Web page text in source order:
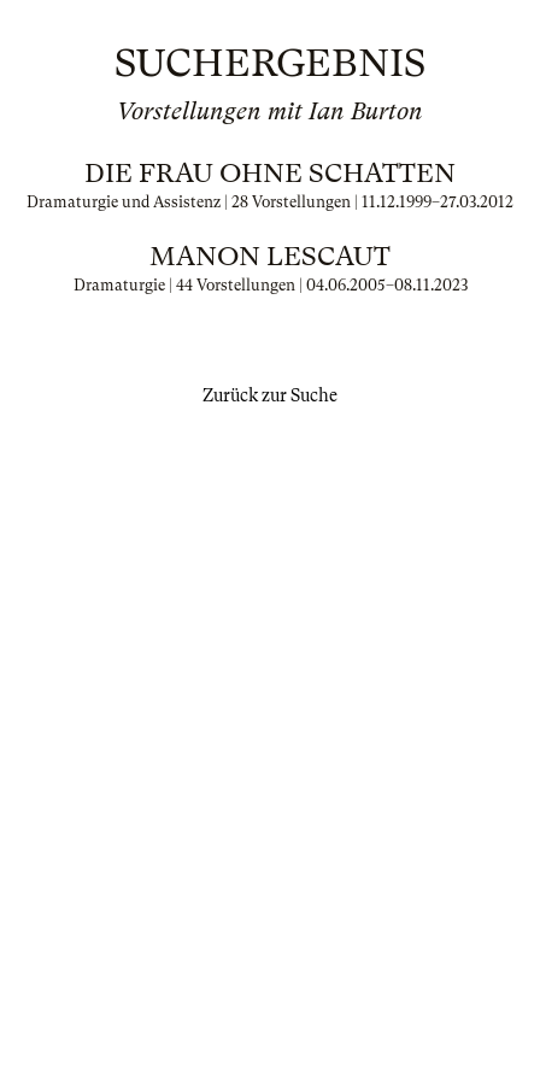
SUCHERGEBNIS
Vorstellungen mit Ian Burton
DIE FRAU OHNE SCHATTEN
Dramaturgie und Assistenz | 28 Vorstellungen | 11.12.1999–27.03.2012
MANON LESCAUT
Dramaturgie | 44 Vorstellungen | 04.06.2005–08.11.2023
Zurück zur Suche